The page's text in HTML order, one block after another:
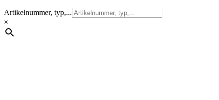
Artikelnummer, typ,...
×